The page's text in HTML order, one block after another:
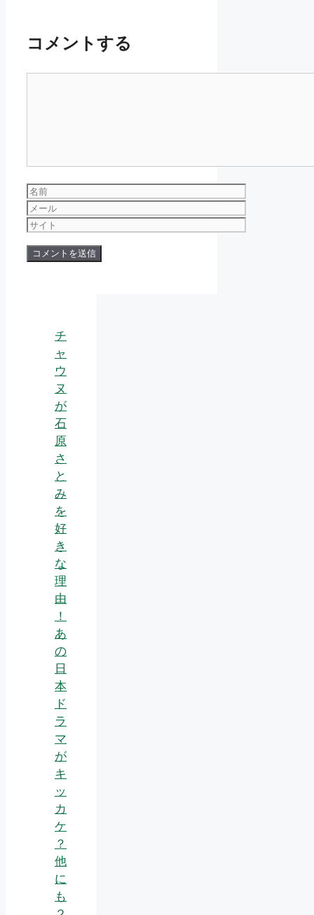
コメントする
名
前
メ
ー
サ
ト
チ
ャ
ウ
ヌ
が
石
原
さ
と
み
を
好
き
な
理
由
！
あ
の
日
本
ド
ラ
マ
が
キ
ッ
カ
ケ
？
他
に
も